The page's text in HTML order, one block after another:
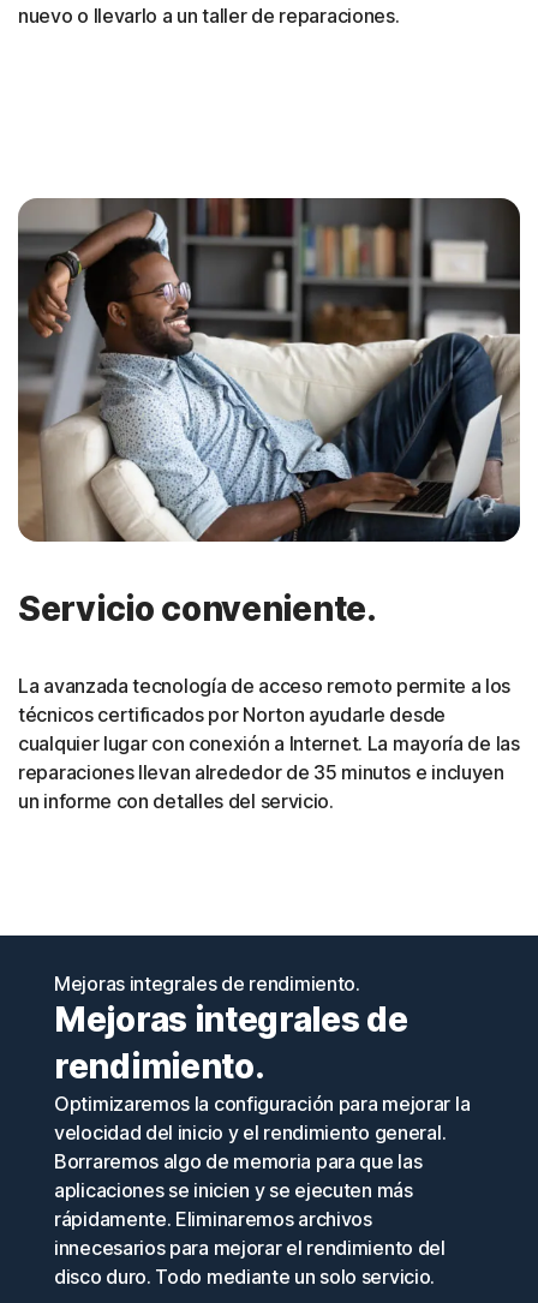
nuevo o llevarlo a un taller de reparaciones.
Servicio conveniente.
La avanzada tecnología de acceso remoto permite a los
técnicos certificados por Norton ayudarle desde
cualquier lugar con conexión a Internet. La mayoría de las
reparaciones llevan alrededor de 35 minutos e incluyen
un informe con detalles del servicio.
Mejoras integrales de rendimiento.
Mejoras integrales de
rendimiento.
Optimizaremos la configuración para mejorar la
velocidad del inicio y el rendimiento general.
Borraremos algo de memoria para que las
aplicaciones se inicien y se ejecuten más
rápidamente. Eliminaremos archivos
innecesarios para mejorar el rendimiento del
disco duro. Todo mediante un solo servicio.